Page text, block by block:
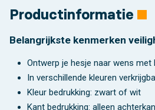
Productinformatie
Belangrijkste kenmerken
Ontwerp je hesje naar wens
In verschillende kleuren
Kleur bedrukking: zwart of wit
Kant bedrukking: alleen